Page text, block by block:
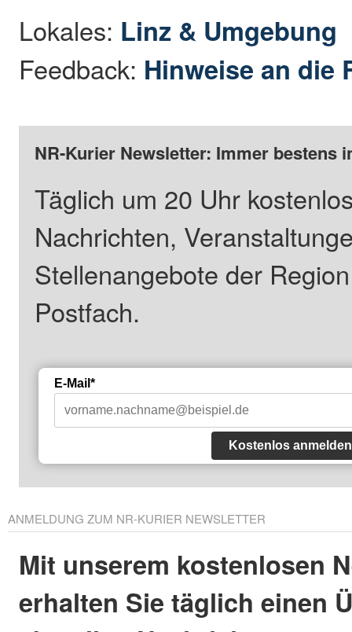
Lokales: Linz & Umgebung
Feedback: Hinweise an die
NR-Kurier Newsletter: Immer bestens
Täglich um 20 Uhr
Nachrichten,
Stellenangebote der
Postfach.
E-Mail*
Kostenlos anmelden
ANMELDUNG ZUM NR-KURIER NEWSLETTER
Mit unserem kostenlosen
erhalten Sie täglich einen